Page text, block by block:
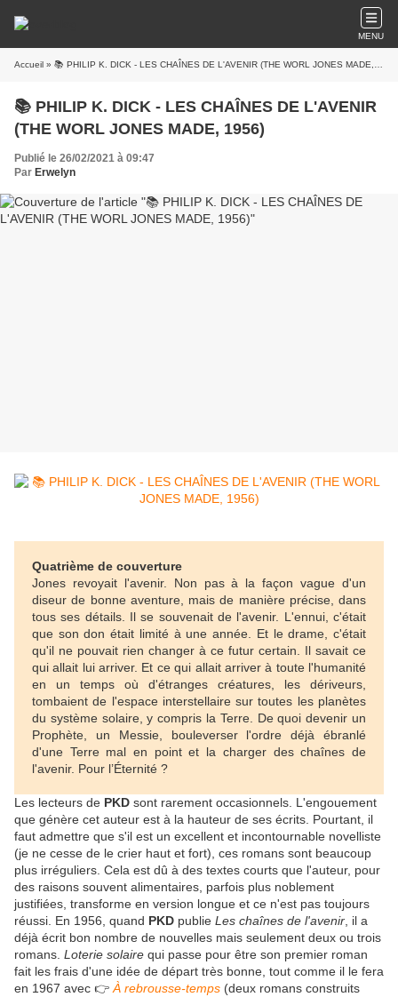
MENU
Accueil » 📚 PHILIP K. DICK - LES CHAÎNES DE L'AVENIR (THE WORL JONES MADE, 1956)
📚 PHILIP K. DICK - LES CHAÎNES DE L'AVENIR
(THE WORL JONES MADE, 1956)
Publié le 26/02/2021 à 09:47
Par Erwelyn
Quatrième de couverture
Jones revoyait l'avenir. Non pas à la façon vague d'un
diseur de bonne aventure, mais de manière précise, dans
tous ses détails. Il se souvenait de l'avenir. L'ennui, c'était
que son don était limité à une année. Et le drame, c'était
qu'il ne pouvait rien changer à ce futur certain. Il savait ce
qui allait lui arriver. Et ce qui allait arriver à toute l'humanité
en un temps où d'étranges créatures, les dériveurs,
tombaient de l'espace interstellaire sur toutes les planètes
du système solaire, y compris la Terre. De quoi devenir un
Prophète, un Messie, bouleverser l'ordre déjà ébranlé
d'une Terre mal en point et la charger des chaînes de
l'avenir. Pour l’Éternité ?
Les lecteurs de PKD sont rarement occasionnels. L'engouement
que génère cet auteur est à la hauteur de ses écrits. Pourtant, il
faut admettre que s'il est un excellent et incontournable novelliste
(je ne cesse de le crier haut et fort), ces romans sont beaucoup
plus irréguliers. Cela est dû à des textes courts que l'auteur, pour
des raisons souvent alimentaires, parfois plus noblement
justifiées, transforme en version longue et ce n'est pas toujours
réussi. En 1956, quand PKD publie Les chaînes de l'avenir , il a
déjà écrit bon nombre de nouvelles mais seulement deux ou trois
romans. Loterie solaire qui passe pour être son premier roman
fait les frais d'une idée de départ très bonne, tout comme il le fera
en 1967 avec 👉 À rebrousse-temps (deux romans construits